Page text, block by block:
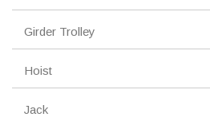
Girder Trolley
Hoist
Jack